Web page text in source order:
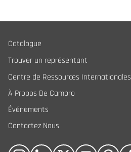
Catalogue
Trouver un représentant
Centre de Ressources Internationales
À Propos De Cambro
Événements
Contactez Nous